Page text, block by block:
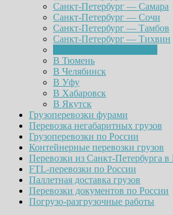
Санкт-Петербург — Самара
Санкт-Петербург — Сочи
Санкт-Петербург — Тамбов
Санкт-Петербург — Тихвин
В Тюмень
В Челябинск
В Уфу
В Хабаровск
В Якутск
Грузоперевозки фурами
Перевозка негабаритных грузов
Грузоперевозки по России
Контейнерные перевозки грузов
Перевозки из Санкт-Петербурга в
FTL-перевозки по России
Паллетная доставка грузов
Перевозки документов по России
Погрузо-разгрузочные работы